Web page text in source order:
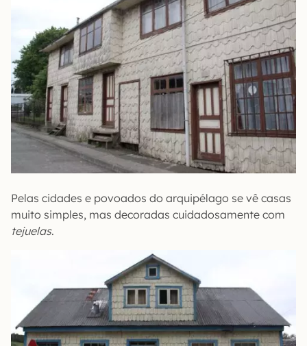
Pelas cidades e povoados do arquipélago se vê casas
muito simples, mas decoradas cuidadosamente com
tejuelas.